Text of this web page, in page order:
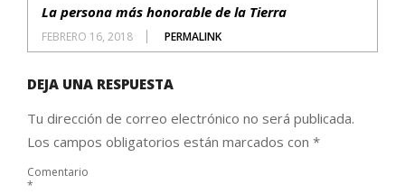
La persona más honorable de la Tierra
FEBRERO 16, 2018 PERMALINK
DEJA UNA RESPUESTA
Tu dirección de correo electrónico no será publicada.
Los campos obligatorios están marcados con *
Comentario
*